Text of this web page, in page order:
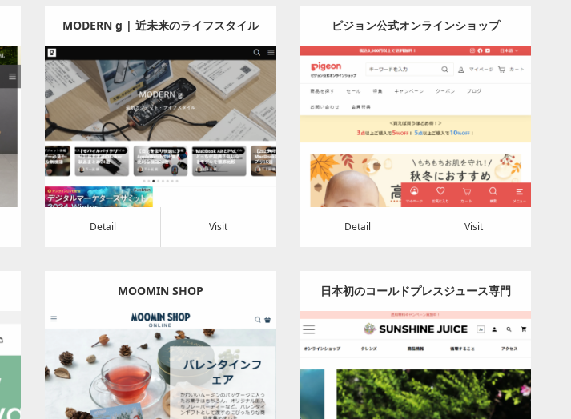
MODERN g | 近未来のライフスタイル
| 最新ガジェット・ライフスタイル・
話題の新商品
Category:電化製品・ｶﾒﾗ・ｽﾏﾎ
Detail Visit
Detail Visit
ピジョン公式オンラインショップ
Visit
Detail Visit
MOOMIN SHOP
Category: 雑貨・文房具
Detail Visit
日本初のコールドプレスジュース専門
店 │ SUNSHINE JUICE
Category:食料品
Detail Visit